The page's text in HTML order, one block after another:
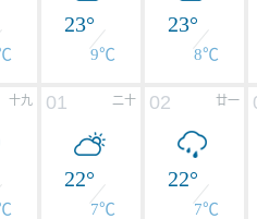
23°
9℃
23°
8℃
十九 二十
01
22°
7℃
廿一
02
22°
7℃